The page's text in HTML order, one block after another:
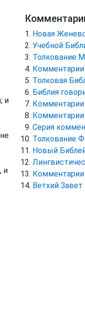
и
и
Новая
Учебной
Толкование
Толковая
Библия
Комментарии
Серия
Толкование
Новый
Ветхий